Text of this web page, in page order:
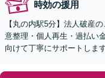
時効の援用
【丸の内駅5分】法人破産
意整理・個人再生・過払い
向けて丁寧にサポートしま